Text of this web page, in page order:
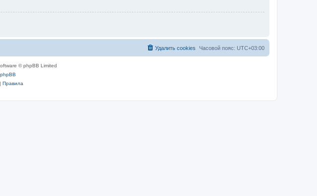
Часовой пояс: UTC+03:00
Удалить cookies
© phpBB Limited
Правила